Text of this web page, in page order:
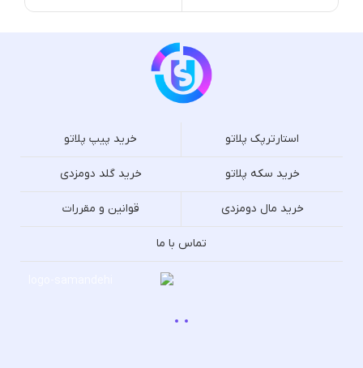
استارترپک پلاتو خرید پیپ پلاتو
خرید سکه پلاتو خرید گلد دومزدی
خرید مال دومزدی قوانین و مقررات
تماس با ما